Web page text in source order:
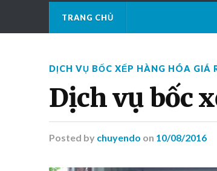
TRANG CHỦ
DỊCH VỤ BỐC XẾP HÀNG HÓA GIÁ
Dịch vụ bốc
Posted by chuyendo on 10/08/2016